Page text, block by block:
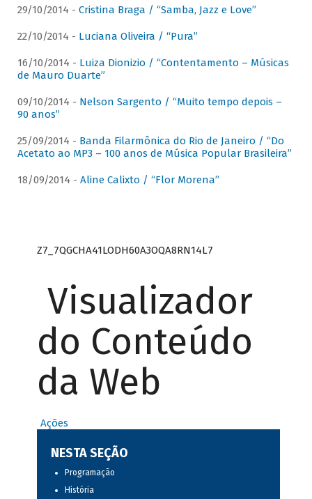
29/10/2014 - Cristina Braga / “Samba, Jazz e Love”
22/10/2014 - Luciana Oliveira / “Pura”
16/10/2014 - Luiza Dionizio / “Contentamento – Músicas
de Mauro Duarte”
09/10/2014 - Nelson Sargento / “Muito tempo depois –
90 anos”
25/09/2014 - Banda Filarmônica do Rio de Janeiro / “Do
Acetato ao MP3 – 100 anos de Música Popular Brasileira”
18/09/2014 - Aline Calixto / “Flor Morena”
Z7_7QGCHA41LODH60A3OQA8RN14L7
Visualizador
do Conteúdo
da Web
Ações
NESTA SEÇÃO
Programação
História